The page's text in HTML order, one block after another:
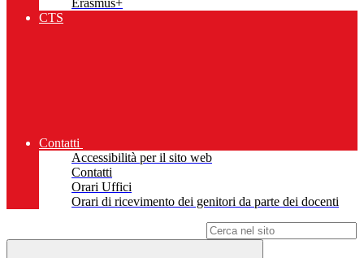
Erasmus+
CTS
Contatti
Accessibilità per il sito web
Contatti
Orari Uffici
Orari di ricevimento dei genitori da parte dei docenti